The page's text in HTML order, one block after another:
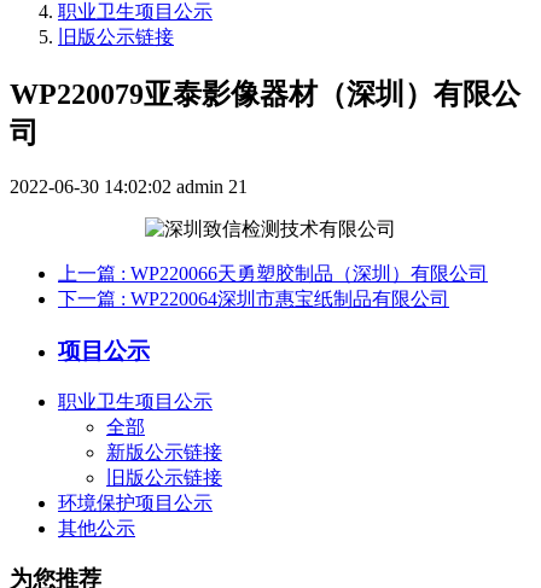
职业卫生项目公示
旧版公示链接
WP220079亚泰影像器材（深圳）有限公
司
2022-06-30 14:02:02 admin 21
上一篇 : WP220066天勇塑胶制品（深圳）有限公司
下一篇 : WP220064深圳市惠宝纸制品有限公司
项目公示
职业卫生项目公示
全部
新版公示链接
旧版公示链接
环境保护项目公示
其他公示
为您推荐